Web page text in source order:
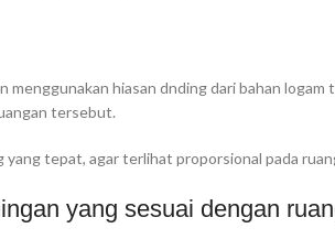
menggunakan hiasan dnding dari bahan
tersebut.
tepat, agar terlihat proporsional pada
yang sesuai dengan